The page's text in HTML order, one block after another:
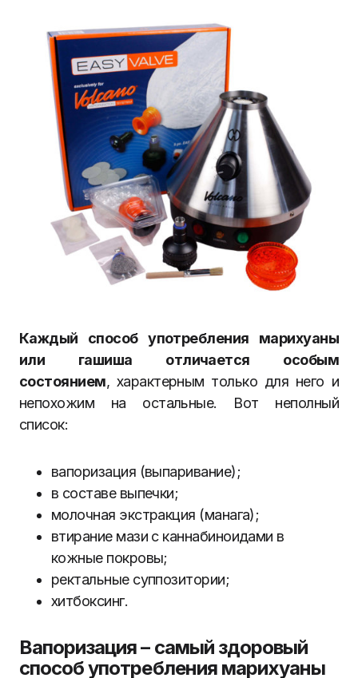
Каждый способ употребления марихуаны
или гашиша отличается особым
состоянием, характерным только для него и
непохожим на остальные. Вот неполный
список:
вапоризация (выпаривание);
в составе выпечки;
молочная экстракция (манага);
втирание мази с каннабиноидами в
кожные покровы;
ректальные суппозитории;
хитбоксинг.
Вапоризация – самый здоровый
способ употребления марихуаны